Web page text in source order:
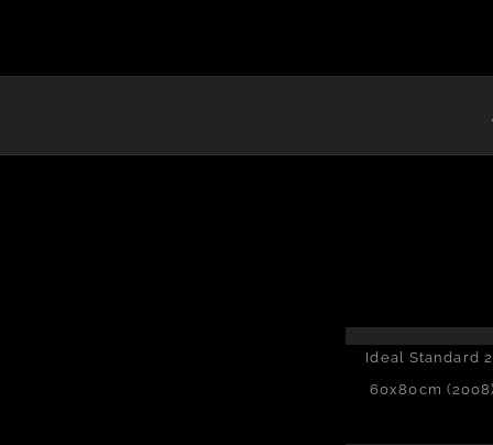
Ideal Standard
60x80cm (2008)